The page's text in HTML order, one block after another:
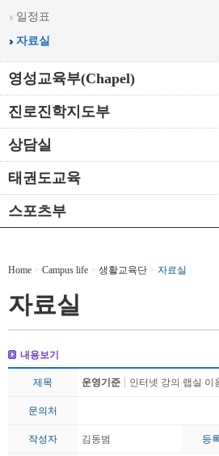
일정표
자료실
영성교육부(Chapel)
진로진학지도부
상담실
태권도교육
스포츠부
Home > Campus life > 생활교육단 > 자료실
자료실
내용보기
제목 운영기준 인터넷 강의 랩실 이
문의처
작성자 김동범 등